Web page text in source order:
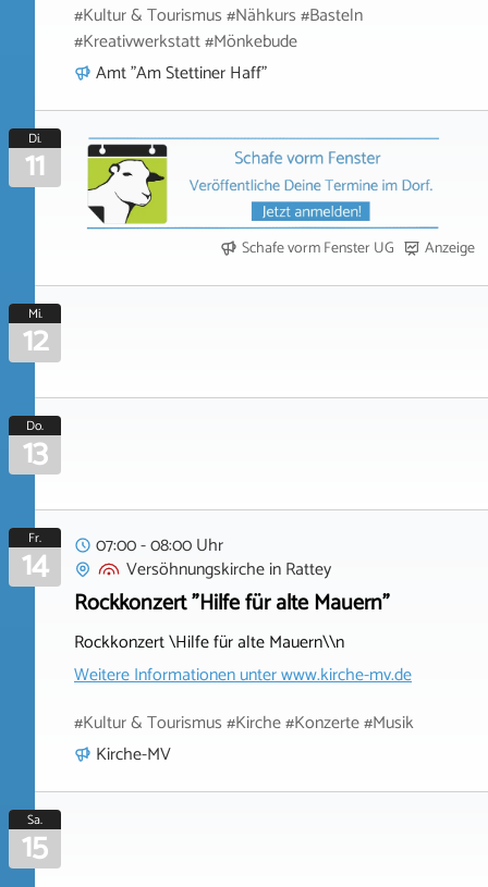
#Kultur & Tourismus #Nähkurs #Basteln
#Kreativwerkstatt #Mönkebude
Amt "Am Stettiner Haff"
Di.
11
Schafe vorm Fenster UG Anzeige
Mi.
12
Do.
13
Fr.
14
07:00 - 08:00 Uhr
VersöhnungskircheinRattey
Rockkonzert "Hilfe für alte Mauern"
Rockkonzert \Hilfe für alte Mauern\\n
Weitere Informationen unterwww.kirche-mv.de
#Kultur & Tourismus #Kirche #Konzerte #Musik
Kirche-MV
Sa.
15